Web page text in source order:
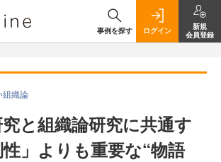
事例を探す ログイン
新規
会員登録
組織論
と組織論研究に共通す
」よりも重要な“物語